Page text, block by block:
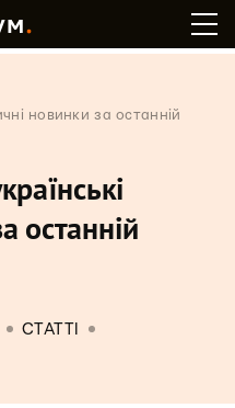
новинки за останній
останній
СТАТТІ